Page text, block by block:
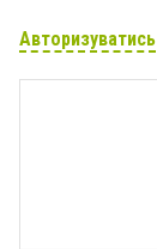
Авторизуватись